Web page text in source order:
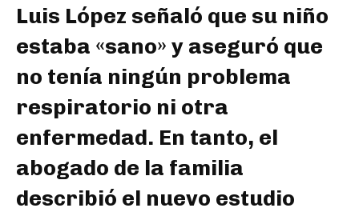
Luis López señaló que su niño
estaba «sano» y aseguró que
no tenía ningún problema
respiratorio ni otra
enfermedad. En tanto, el
abogado de la familia
describió el nuevo estudio